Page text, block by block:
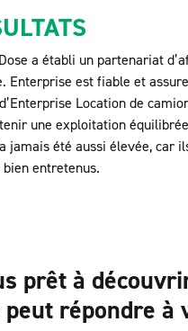
a établi un partenariat
Enterprise est fiable et
Location de
une exploitation
jamais été aussi élevée,
entretenus.
prêt à
répondre à